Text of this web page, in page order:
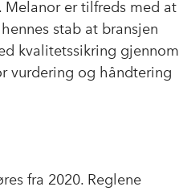
er tilfreds med at
stab at bransjen
kvalitetssikring gjennom
vurdering og håndtering
fra 2020. Reglene